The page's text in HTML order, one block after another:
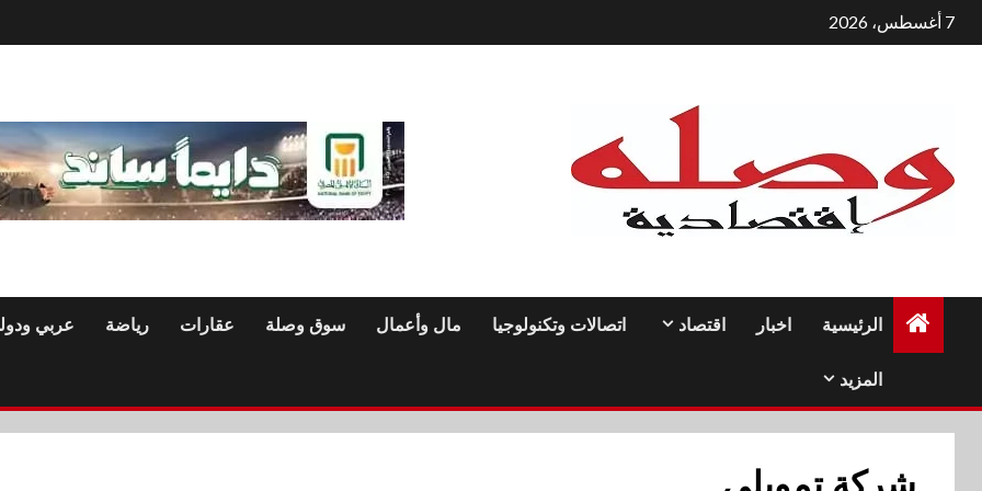
التجاوز
إلى
7 أغسطس، 2026
الرئيسية اخبار اقتصاد اتصالات وتكنولوجيا مال وأعمال سوق وصلة عقارات رياضة عربي
المزيد